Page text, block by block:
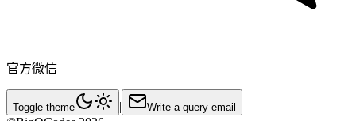
官方微信
Toggle theme | Write a query email